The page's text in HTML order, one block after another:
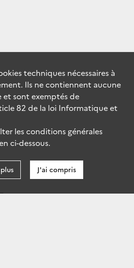
techniques nécessaires à
Ils ne contiennent aucune
et sont exemptés de
82 de la loi Informatique et
les conditions générales
ci-dessous.
J'ai compris